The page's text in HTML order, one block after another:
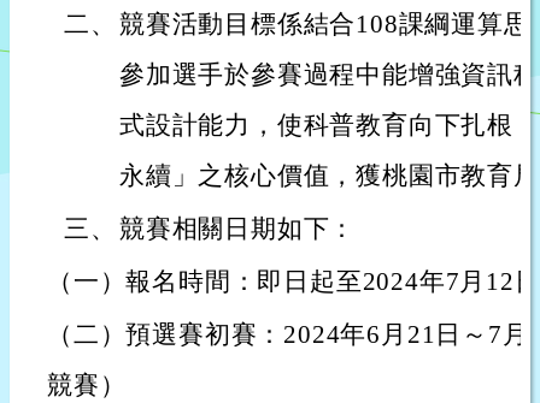
二、 競賽活動目標係結合108課綱運算
參加選手於參賽過程中能增強資訊
式設計能力，使科普教育向下扎根
永續」之核心價值，獲桃園市教育
三、 競賽相關日期如下：
（一）報名時間：即日起至2024年7月12
（二）預選賽初賽：2024年6月21日～7
競賽）